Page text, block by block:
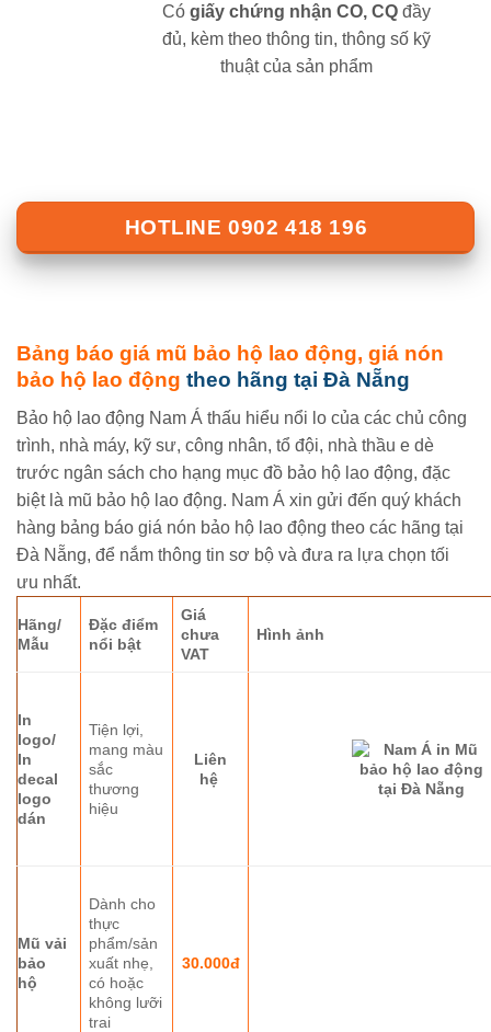
Có giấy chứng nhận CO, CQđầy
đủ, kèm theo thông tin, thông số kỹ
thuật của sản phẩm
HOTLINE 0902 418 196
Bảng báo giá mũ bảo hộ lao động, giá nón
bảo hộ lao động theo hãng tại Đà Nẵng
Bảo hộ lao động Nam Á thấu hiểu nổi lo của các chủ công
trình, nhà máy, kỹ sư, công nhân, tổ đội, nhà thầu e dè
trước ngân sách cho hạng mục đồ bảo hộ lao động, đặc
biệt là mũ bảo hộ lao động. Nam Á xin gửi đến quý khách
hàng bảng báo giá nón bảo hộ lao động theo các hãng tại
Đà Nẵng, để nắm thông tin sơ bộ và đưa ra lựa chọn tối
ưu nhất.
Hãng/
Mẫu
Đặc điểm
nổi bật
Giá
chưa
VAT
Hình ảnh
In
logo/
In
decal
logo
dán
Tiện lợi,
mang màu
sắc
thương
hiệu
Liên
hệ
Mũ vải
bảo
hộ
Dành cho
thực
phẩm/sản
xuất nhẹ,
có hoặc
không lưỡi
trai
30.000đ